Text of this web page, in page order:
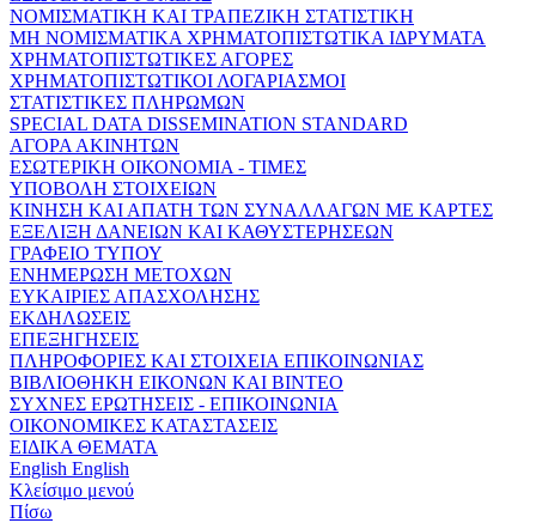
ΝΟΜΙΣΜΑΤΙΚΗ ΚΑΙ ΤΡΑΠΕΖΙΚΗ ΣΤΑΤΙΣΤΙΚΗ
ΜΗ ΝΟΜΙΣΜΑΤΙΚΑ ΧΡΗΜΑΤΟΠΙΣΤΩΤΙΚΑ ΙΔΡΥΜΑΤΑ
ΧΡΗΜΑΤΟΠΙΣΤΩΤΙΚΕΣ ΑΓΟΡΕΣ
ΧΡΗΜΑΤΟΠΙΣΤΩΤΙΚΟΙ ΛΟΓΑΡΙΑΣΜΟΙ
ΣΤΑΤΙΣΤΙΚΕΣ ΠΛΗΡΩΜΩΝ
SPECIAL DATA DISSEMINATION STANDARD
ΑΓΟΡΑ ΑΚΙΝΗΤΩΝ
ΕΣΩΤΕΡΙΚΗ ΟΙΚΟΝΟΜΙΑ - ΤΙΜΕΣ
ΥΠΟΒΟΛΗ ΣΤΟΙΧΕΙΩΝ
ΚΙΝΗΣΗ ΚΑΙ ΑΠΑΤΗ ΤΩΝ ΣΥΝΑΛΛΑΓΩΝ ΜΕ ΚΑΡΤΕΣ
ΕΞΕΛΙΞΗ ΔΑΝΕΙΩΝ ΚΑΙ ΚΑΘΥΣΤΕΡΗΣΕΩΝ
ΓΡΑΦΕΙΟ ΤΥΠΟΥ
ΕΝΗΜΕΡΩΣΗ ΜΕΤΟΧΩΝ
ΕΥΚΑΙΡΙΕΣ ΑΠΑΣΧΟΛΗΣΗΣ
ΕΚΔΗΛΩΣΕΙΣ
ΕΠΕΞΗΓΗΣΕΙΣ
ΠΛΗΡΟΦΟΡΙΕΣ ΚΑΙ ΣΤΟΙΧΕΙΑ ΕΠΙΚΟΙΝΩΝΙΑΣ
ΒΙΒΛΙΟΘΗΚΗ ΕΙΚΟΝΩΝ ΚΑΙ ΒΙΝΤΕΟ
ΣΥΧΝΕΣ ΕΡΩΤΗΣΕΙΣ - ΕΠΙΚΟΙΝΩΝΙΑ
ΟΙΚΟΝΟΜΙΚΕΣ ΚΑΤΑΣΤΑΣΕΙΣ
ΕΙΔΙΚΑ ΘΕΜΑΤΑ
English English
Κλείσιμο μενού
Πίσω